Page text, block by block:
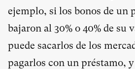
ejemplo, si los bonos de un
bajaron al 30% o 40% de su
puede sacarlos de los
pagarlos con un préstamo,